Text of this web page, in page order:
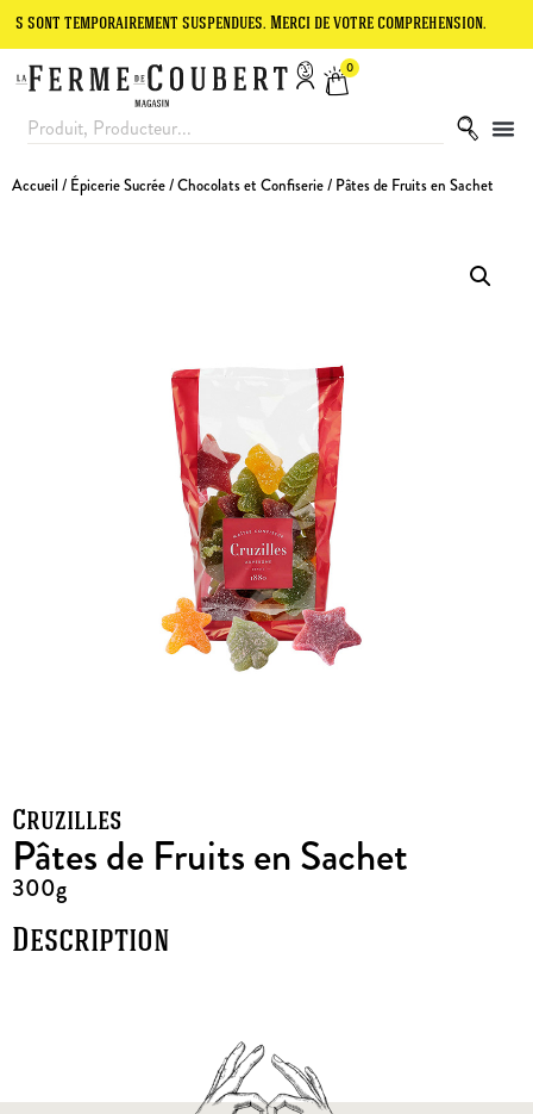
suspendues. Merci de votre compréhension. Le site
0
Accueil / Épicerie Sucrée/Chocolats et Confiserie/ Pâtes de Fruits en Sachet
Cruzilles
Pâtes de Fruits en Sachet
300g
Description